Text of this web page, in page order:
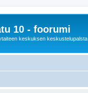
10 - foorumi
keskuksen keskustelupalsta